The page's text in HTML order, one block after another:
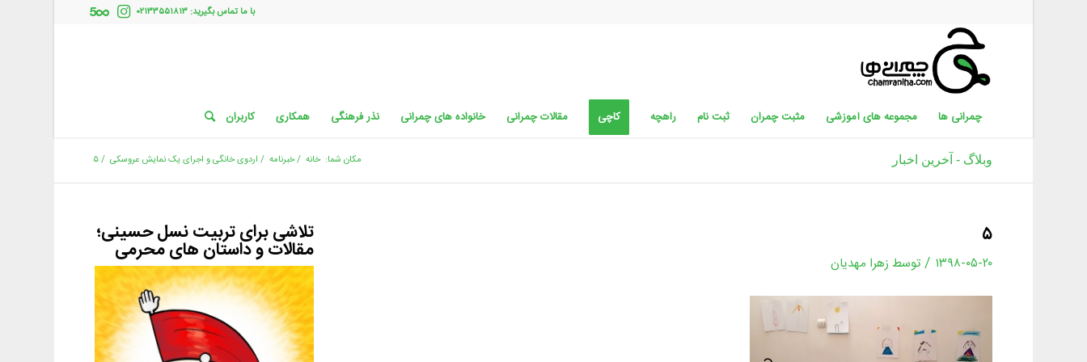
با ما تماس بگیرید: ۰۲۱۳۳۵۵۱۸۱۳
چمرانی ها مجموعه های آموزشی مثبت چمران ثبت نام راهچه کاچی مقالات چمرانی خانواده های چمرانی نذر فرهنگی همکاری کاربران
وبلاگ - آخرین اخبار مکان شما: خانه /خبرنامه / اردوی خانگی و اجرای یک نمایش عروسکی /۵
۵
۱۳۹۸-۰۵-۲۰ / توسط زهرا مهدیان
تلاشی برای تربیت نسل حسینی؛
مقالات و داستان های محرمی